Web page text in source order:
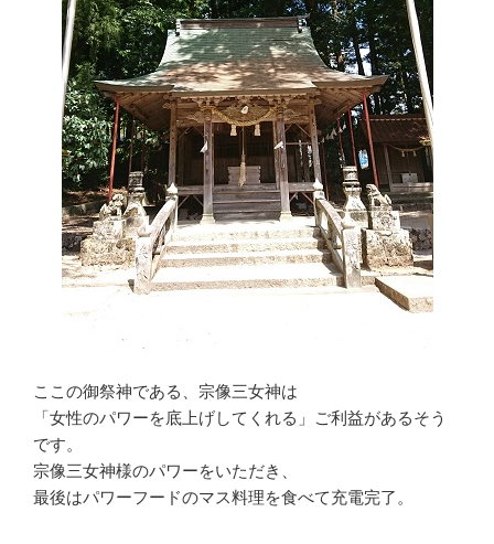
ここの御祭神である、宗像三女神は
「女性のパワーを底上げしてくれる」ご利益があるそう
です。
宗像三女神様のパワーをいただき、
最後はパワーフードのマス料理を食べて充電完了。